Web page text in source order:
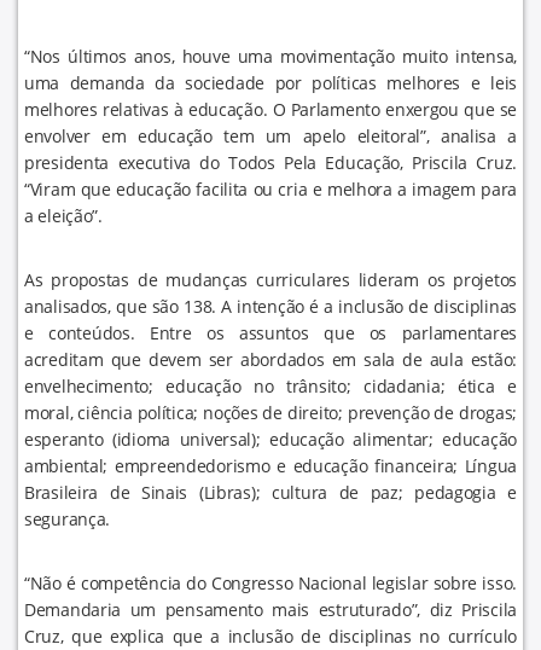
“Nos últimos anos, houve uma movimentação muito intensa,
uma demanda da sociedade por políticas melhores e leis
melhores relativas à educação. O Parlamento enxergou que se
envolver em educação tem um apelo eleitoral”, analisa a
presidenta executiva do Todos Pela Educação, Priscila Cruz.
“Viram que educação facilita ou cria e melhora a imagem para
a eleição”.
As propostas de mudanças curriculares lideram os projetos
analisados, que são 138. A intenção é a inclusão de disciplinas
e conteúdos. Entre os assuntos que os parlamentares
acreditam que devem ser abordados em sala de aula estão:
envelhecimento; educação no trânsito; cidadania; ética e
moral, ciência política; noções de direito; prevenção de drogas;
esperanto (idioma universal); educação alimentar; educação
ambiental; empreendedorismo e educação financeira; Língua
Brasileira de Sinais (Libras); cultura de paz; pedagogia e
segurança.
“Não é competência do Congresso Nacional legislar sobre isso.
Demandaria um pensamento mais estruturado”, diz Priscila
Cruz, que explica que a inclusão de disciplinas no currículo